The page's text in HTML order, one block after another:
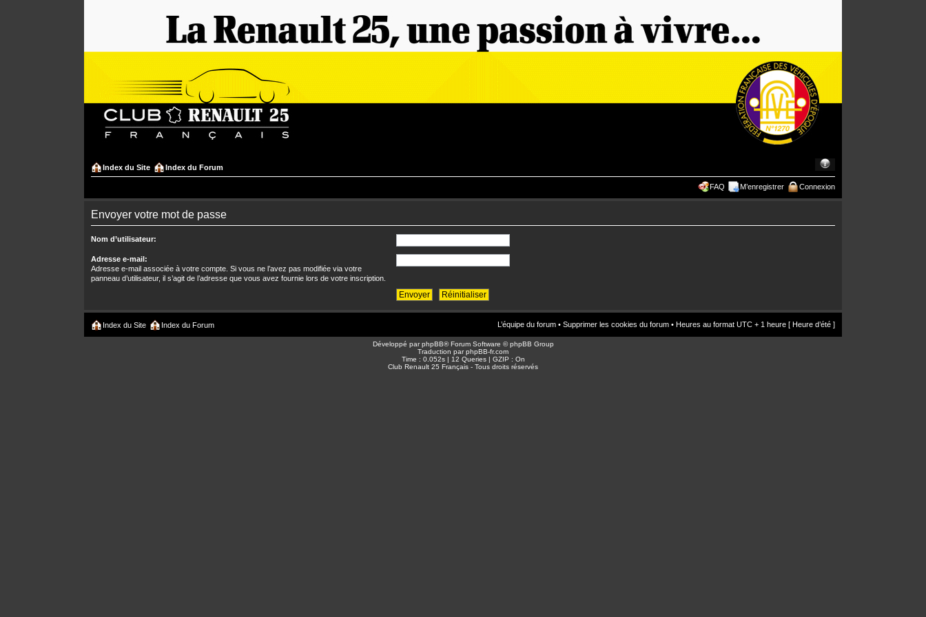
Index du Site Index du Forum
FAQ M’enregistrer Connexion
Envoyer votre mot de passe
Nom d’utilisateur:
Adresse e-mail:
Adresse e-mail associée à votre compte. Si vous ne l’avez pas modifiée via votre
panneau d’utilisateur, il s’agit de l’adresse que vous avez fournie lors de votre inscription.
Index du Site Index du Forum L’équipe du forum • Supprimer les cookies du forum • Heures au format UTC + 1 heure [ Heure d’été ]
Développé parphpBB® Forum Software © phpBB Group
Traduction parphpBB-fr.com
Time : 0.052s | 12 Queries | GZIP : On
Club Renault 25 Français - Tous droits réservés